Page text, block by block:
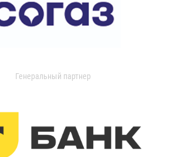
Генеральный партнер